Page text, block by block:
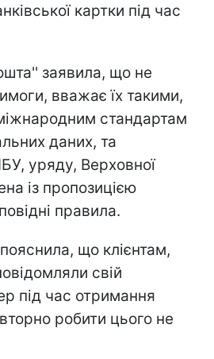
картки під час
заявила, що не
вважає їх такими,
стандартам
даних, та
уряду, Верховної
із пропозицією
правила.
що клієнтам,
свій
під час отримання
робити цього не